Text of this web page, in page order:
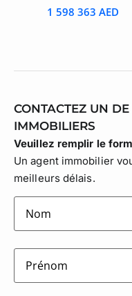
1 598 363 AED
CONTACTEZ UN
IMMOBILIERS
Veuillez remplir le
Un agent immobilier
meilleurs délais.
lastname(Nécessaire)
firstname(Nécessaire)